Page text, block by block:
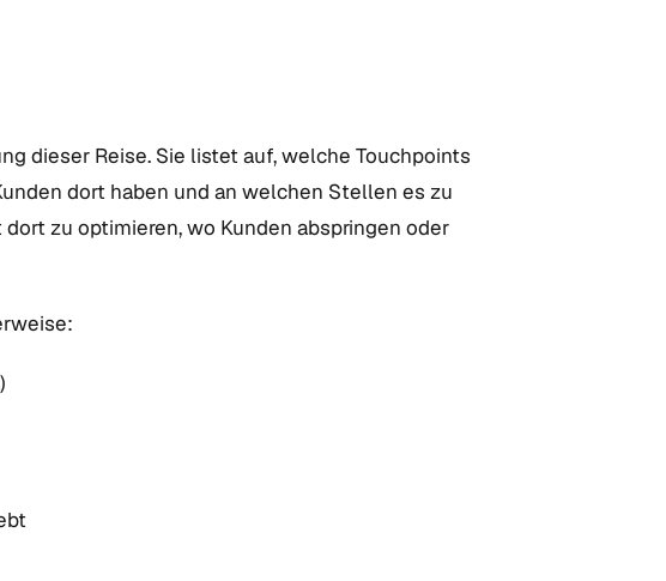
dieser Reise. Sie listet auf, welche Touchpoints
dort haben und an welchen Stellen es zu
zu optimieren, wo Kunden abspringen oder